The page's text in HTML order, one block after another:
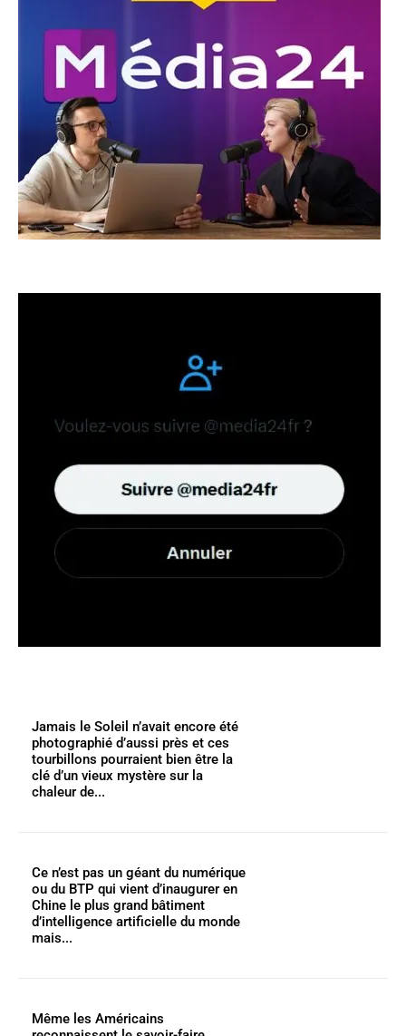
Jamais le Soleil n’avait encore été
photographié d’aussi près et ces
tourbillons pourraient bien être la
clé d’un vieux mystère sur la
chaleur de...
Ce n’est pas un géant du numérique
ou du BTP qui vient d’inaugurer en
Chine le plus grand bâtiment
d’intelligence artificielle du monde
mais...
Même les Américains